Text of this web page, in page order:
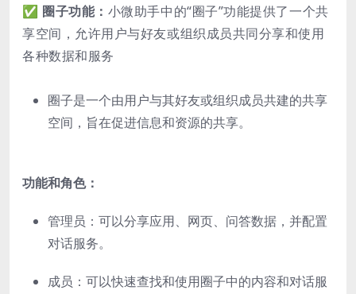
✅ 圈子功能： 小微助手中的“圈子”功能提供了一个共
享空间，允许用户与好友或组织成员共同分享和使用
各种数据和服务
圈子是一个由用户与其好友或组织成员共建的共享
空间，旨在促进信息和资源的共享。
功能和角色：
管理员：可以分享应用、网页、问答数据，并配置
对话服务。
成员：可以快速查找和使用圈子中的内容和对话服